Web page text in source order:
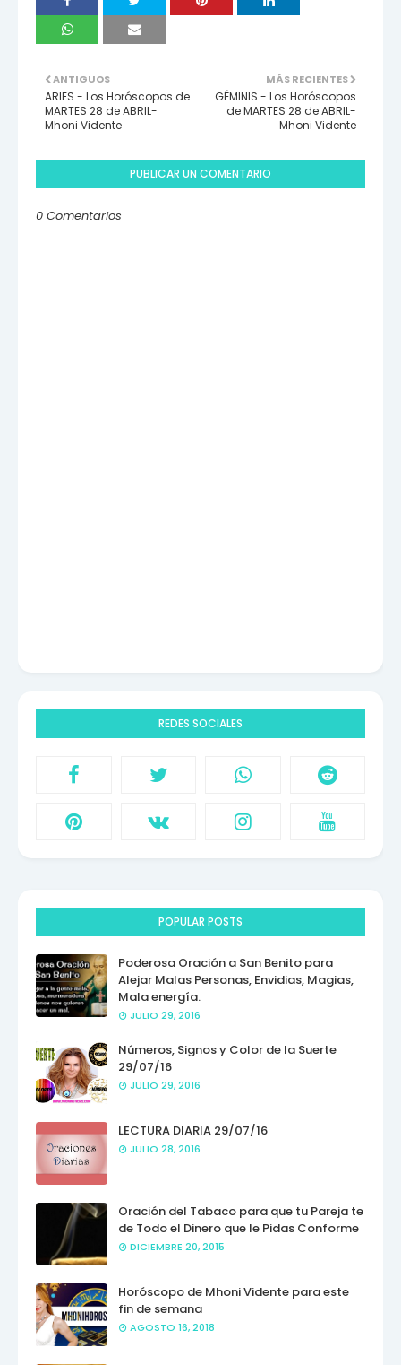
MÁS RECIENTES
GÉMINIS - Los Horóscopos
de MARTES 28 de ABRIL-
Mhoni Vidente
ANTIGUOS
ARIES - Los Horóscopos de
MARTES 28 de ABRIL-
Mhoni Vidente
PUBLICAR UN COMENTARIO
0 Comentarios
REDES SOCIALES
POPULAR POSTS
Poderosa Oración a San Benito para
Alejar Malas Personas, Envidias, Magias,
Mala energía.
JULIO 29, 2016
Números, Signos y Color de la Suerte
29/07/16
JULIO 29, 2016
LECTURA DIARIA 29/07/16
JULIO 28, 2016
Oración del Tabaco para que tu Pareja te
de Todo el Dinero que le Pidas Conforme
DICIEMBRE 20, 2015
Horóscopo de Mhoni Vidente para este
fin de semana
AGOSTO 16, 2018